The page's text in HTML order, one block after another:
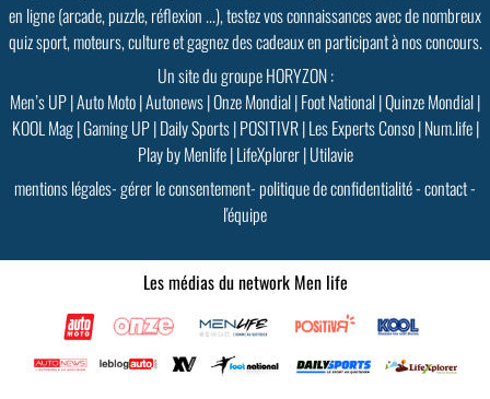
en ligne (arcade, puzzle, réflexion ...), testez vos connaissances avec de nombreux
quiz sport, moteurs, culture et gagnez des cadeaux en participant à nos concours.
Un site du groupe HORYZON :
Men’s UP|Auto Moto|Autonews|Onze Mondial|Foot National|Quinze Mondial|
KOOL Mag|Gaming UP|Daily Sports|POSITIVR|Les Experts Conso|Num.life|
Play by Menlife|LifeXplorer|Utilavie
mentions légales-gérer le consentement-politique de confidentialité-contact-
l'équipe
Les médias du network Men life